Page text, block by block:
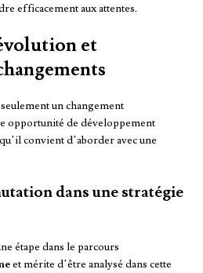
efficacement aux attentes.
et
un changement
opportunité de développement
convient d’aborder avec une
dans une stratégie
étape dans le parcours
et mérite d’être analysé dans cette